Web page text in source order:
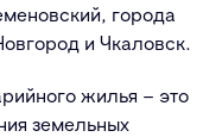
города
и Чкаловск.
жилья – это
земельных